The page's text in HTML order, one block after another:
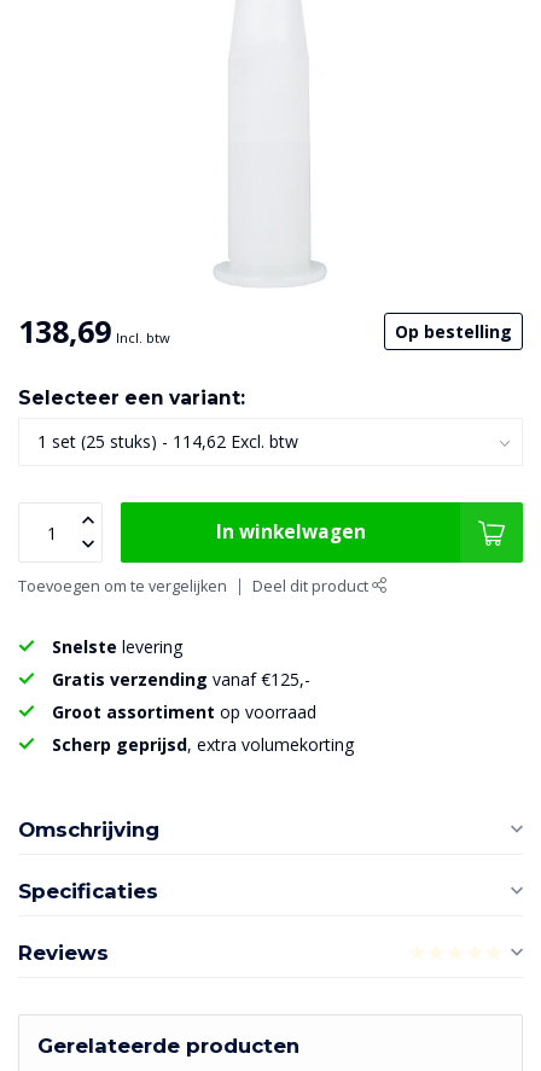
138,69 Incl. btw Op bestelling
Selecteer een variant:
In winkelwagen
Toevoegen om te vergelijken Deel dit product
Snelste levering
Gratis verzending vanaf €125,-
Groot assortiment op voorraad
Scherp geprijsd, extra volumekorting
Omschrijving
Specificaties
Reviews
Gerelateerde producten